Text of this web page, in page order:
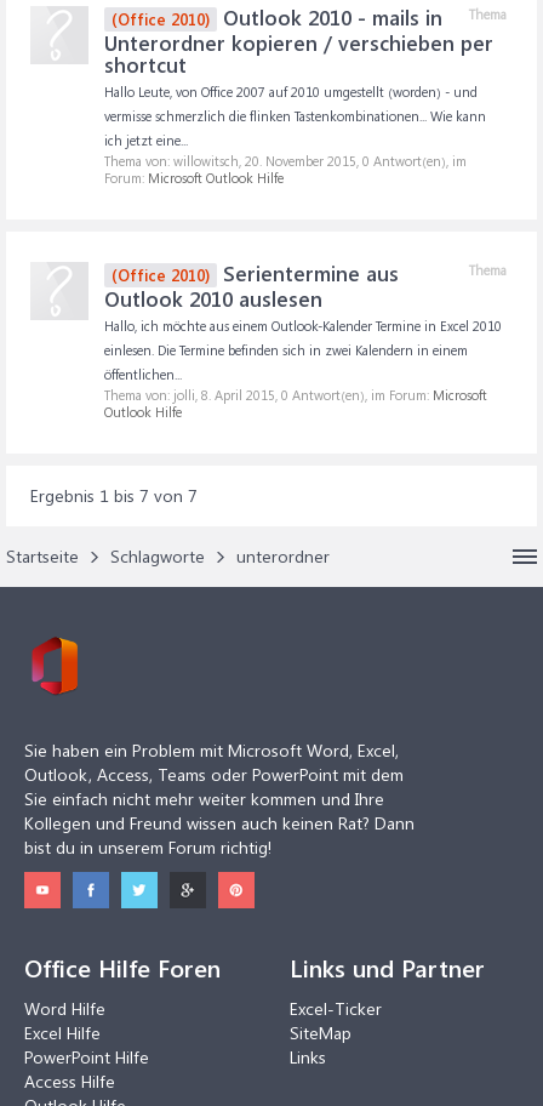
Thema
(Office 2010)
Outlook 2010 - mails in
Unterordner kopieren / verschieben per
shortcut
Hallo Leute, von Office 2007 auf 2010 umgestellt (worden) - und
vermisse schmerzlich die flinken Tastenkombinationen... Wie kann
ich jetzt eine...
Thema von: willowitsch, 20. November 2015, 0 Antwort(en), im
Forum: Microsoft Outlook Hilfe
Thema
(Office 2010)
Serientermine aus
Outlook 2010 auslesen
Hallo, ich möchte aus einem Outlook-Kalender Termine in Excel 2010
einlesen. Die Termine befinden sich in zwei Kalendern in einem
öffentlichen...
Thema von: jolli, 8. April 2015, 0 Antwort(en), im Forum: Microsoft
Outlook Hilfe
Ergebnis 1 bis 7 von 7
Startseite Schlagworte unterordner
Sie haben ein Problem mit Microsoft Word, Excel,
Outlook, Access, Teams oder PowerPoint mit dem
Sie einfach nicht mehr weiter kommen und Ihre
Kollegen und Freund wissen auch keinen Rat? Dann
bist du in unserem Forum richtig!
Office Hilfe Foren
Word Hilfe
Excel Hilfe
PowerPoint Hilfe
Access Hilfe
Links und Partner
Excel-Ticker
SiteMap
Links